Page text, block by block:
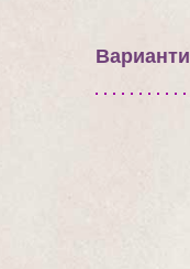
Варианти